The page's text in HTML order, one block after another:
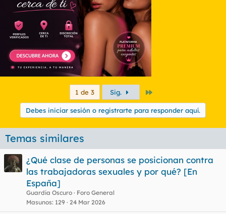
1 de 3 Sig.
Debes iniciar sesión o registrarte para responder aquí.
Temas similares
¿Qué clase de personas se posicionan contra
las trabajadoras sexuales y por qué? [En
España]
Guardia Oscuro
Foro General
Masunos 129 24 Mar 2026